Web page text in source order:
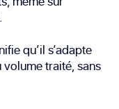
qu’il s’adapte
traité, sans